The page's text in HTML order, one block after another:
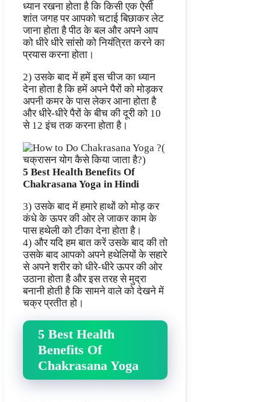
ध्यान रखना होता है कि किसी एक ऐसी
शांत जगह पर आपको चटाई बिछाकर लेट
जाना होता है पीठ के बल और अपने आप
को धीरे धीरे सांसो को नियंत्रित करने का
प्रयास करना होता।
2) उसके बाद में हमें इस चीज का ध्यान
देना होता है कि हमें अपने पैरों को मोड़कर
अपनी कमर के पास लेकर आना होता है
और धीरे-धीरे पैरों के बीच की दूरी को 10
से 12 इंच तक करना होता है।
5 Best Health Benefits Of
Chakrasana Yoga in Hindi
3) उसके बाद में हमारे हाथों को मोड़ कर
कंधे के ऊपर की ओर ले जाकर काम के
पास हथेली को टीका देना होता है।
4) और यदि हम बात करें उसके बाद की तो
उसके बाद आपको अपने हथेलियों के सहारे
से अपने शरीर को धीरे-धीरे ऊपर की ओर
उठाना होता है और इस तरह से मुद्रा
बनानी होती है कि सामने वाले को देखने में
चक्र प्रतीत हो।
5 Best Health
Benefits Of
Chakrasana Yoga